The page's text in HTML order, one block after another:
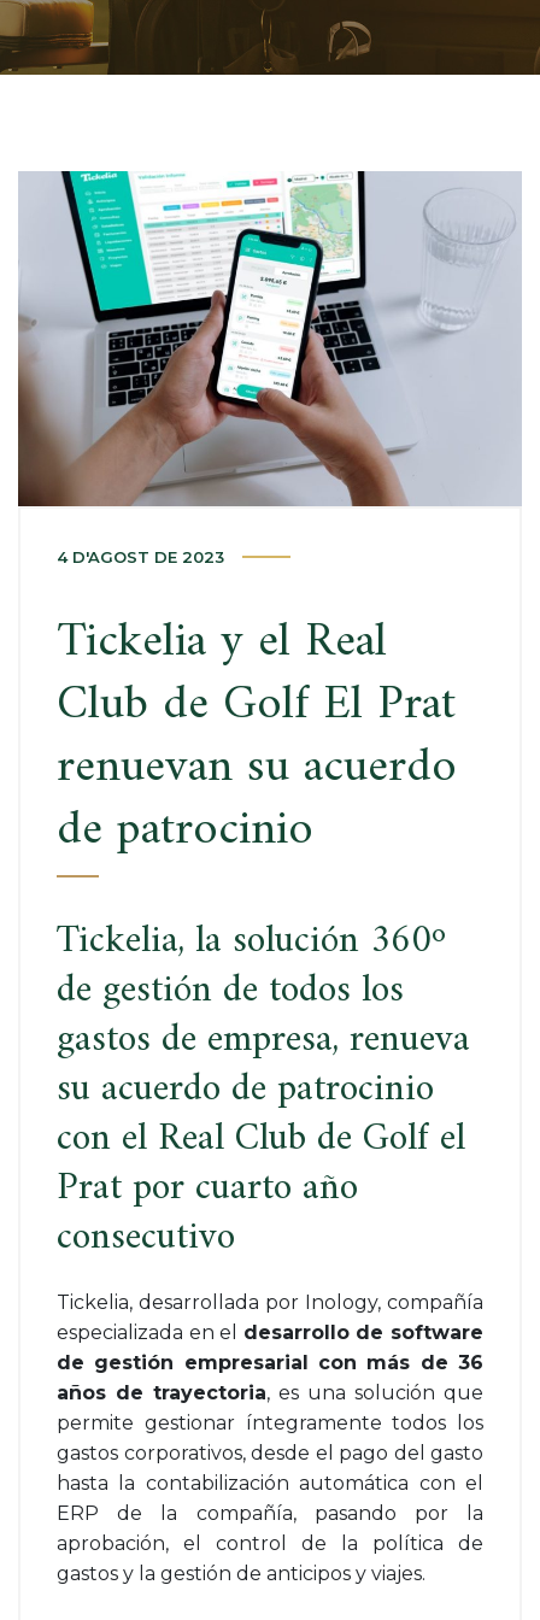
4 D'AGOST DE 2023
Tickelia y el Real
Club de Golf El Prat
renuevan su acuerdo
de patrocinio
Tickelia, la solución 360º
de gestión de todos los
gastos de empresa, renueva
su acuerdo de patrocinio
con el Real Club de Golf el
Prat por cuarto año
consecutivo
Tickelia, desarrollada por Inology, compañía
especializada en el desarrollo de software
de gestión empresarial con más de 36
años de trayectoria, es una solución que
permite gestionar íntegramente todos los
gastos corporativos, desde el pago del gasto
hasta la contabilización automática con el
ERP de la compañía, pasando por la
aprobación, el control de la política de
gastos y la gestión de anticipos y viajes.